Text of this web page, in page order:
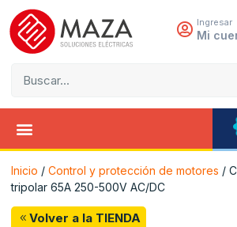
Ingresar
Mi
Inicio / Control y protección de motores /
tripolar 65A 250-500V AC/DC
Volver a la TIENDA